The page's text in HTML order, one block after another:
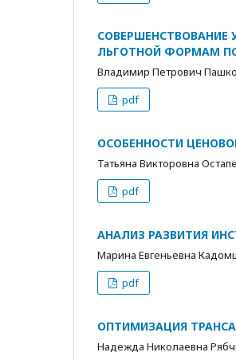
СОВЕРШЕНСТВОВАНИЕ
ЛЬГОТНОЙ ФОРМАМ
Владимир Петрович
pdf
ОСОБЕННОСТИ
Татьяна Викторовна
pdf
АНАЛИЗ РАЗВИТИЯ
Марина Евгеньевна
pdf
ОПТИМИЗАЦИЯ
Надежда Николаевна